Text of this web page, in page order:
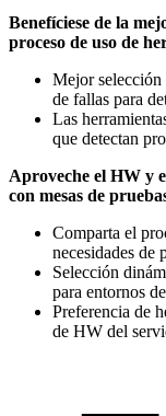
Benefíciese de la
proceso de uso de
Mejor selección
de fallas para
Las
que detectan
Aproveche el HW y
con mesas de
Comparta el
necesidades de
Selección
para entornos
Preferencia de
de HW del